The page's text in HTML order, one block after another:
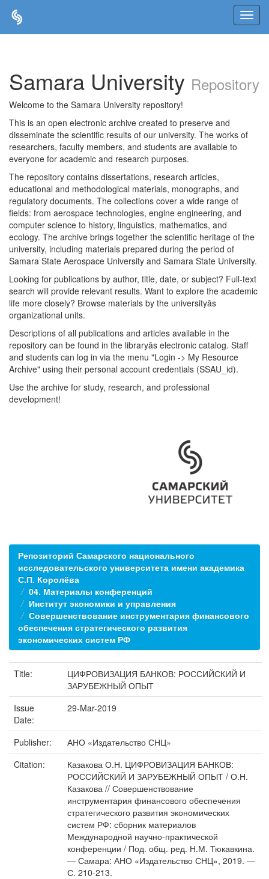
Samara University Repository
Welcome to the Samara University repository!
This is an open electronic archive created to preserve and
disseminate the scientific results of our university. The works of
researchers, faculty members, and students are available to
everyone for academic and research purposes.
The repository contains dissertations, research articles,
educational and methodological materials, monographs, and
regulatory documents. The collections cover a wide range of
fields: from aerospace technologies, engine engineering, and
computer science to history, linguistics, mathematics, and
ecology. The archive brings together the scientific heritage of the
university, including materials prepared during the period of
Samara State Aerospace University and Samara State University.
Looking for publications by author, title, date, or subject? Full-text
search will provide relevant results. Want to explore the academic
life more closely? Browse materials by the universityâs
organizational units.
Descriptions of all publications and articles available in the
repository can be found in the libraryâs electronic catalog. Staff
and students can log in via the menu "Login -> My Resource
Archive" using their personal account credentials (SSAU_id).
Use the archive for study, research, and professional
development!
Репозиторий Самарского национального
исследовательского университета имени академика
С.П. Королёва
04. Материалы конференций
Институт экономики и управления
Совершенствование инструментария финансового
обеспечения стратегического развития
экономических систем РФ
Title:
ЦИФРОВИЗАЦИЯ БАНКОВ: РОССИЙСКИЙ И
ЗАРУБЕЖНЫЙ ОПЫТ
Issue
Date:
29-Mar-2019
Publisher:
АНО «Издательство СНЦ»
Citation:
Казакова О.Н. ЦИФРОВИЗАЦИЯ БАНКОВ:
РОССИЙСКИЙ И ЗАРУБЕЖНЫЙ ОПЫТ / О.Н.
Казакова // Совершенствование
инструментария финансового обеспечения
стратегического развития экономических
систем РФ: сборник материалов
Международной научно-практической
конференции / Под. общ. ред. Н.М. Тюкавкина.
— Самара: АНО «Издательство СНЦ», 2019. —
С. 210-213.